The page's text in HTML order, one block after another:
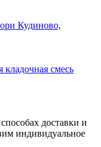
Кудиново,
смесь
доставки и
индивидуальное